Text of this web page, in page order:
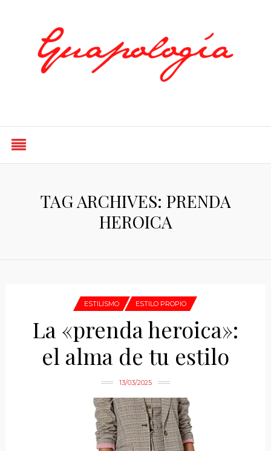
TAG ARCHIVES: PRENDA
HEROICA
ESTILISMO ESTILO PROPIO
La «prenda heroica»:
el alma de tu estilo
13/03/2025